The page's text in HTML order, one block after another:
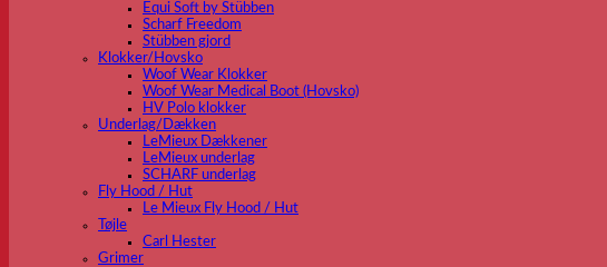
Equi Soft by Stübben
Scharf Freedom
Stübben gjord
Klokker/Hovsko
Woof Wear Klokker
Woof Wear Medical Boot (Hovsko)
HV Polo klokker
Underlag/Dækken
LeMieux Dækkener
LeMieux underlag
SCHARF underlag
Fly Hood / Hut
Le Mieux Fly Hood / Hut
Tøjle
Carl Hester
Grimer